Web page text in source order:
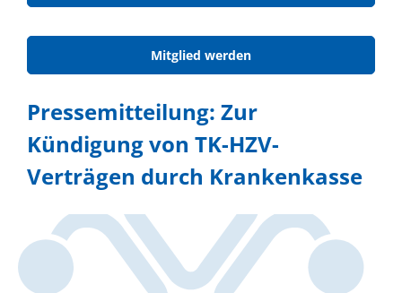
Mitglied werden
Pressemitteilung: Zur
Kündigung von TK-HZV-
Verträgen durch Krankenkasse